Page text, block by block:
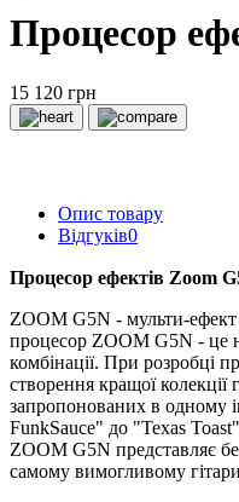
Процесор
15 120 грн
Опис товару
Відгуків0
Процесор ефектів Zoom
ZOOM G5N - мульти-ефект
процесор ZOOM G5N - це
комбінації. При розробці
створення кращої колекції
запропонованих в одному
FunkSauce" до "Texas
ZOOM G5N представляє
самому вимогливому